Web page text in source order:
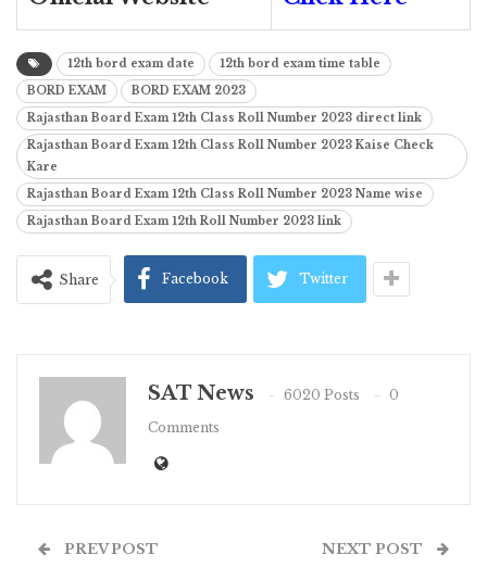
12th bord exam date
12th bord exam time table
BORD EXAM
BORD EXAM 2023
Rajasthan Board Exam 12th Class Roll Number 2023 direct link
Rajasthan Board Exam 12th Class Roll Number 2023 Kaise Check
Kare
Rajasthan Board Exam 12th Class Roll Number 2023 Name wise
Rajasthan Board Exam 12th Roll Number 2023 link
Share Facebook Twitter
SAT News 6020 Posts
0
Comments
PREV POST NEXT POST